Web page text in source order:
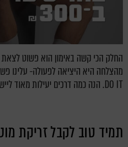
DO IT. הנה כמה דרכים יעילות מאוד ליישום המטרות שלנו
תמיד טוב לקבל זריקת